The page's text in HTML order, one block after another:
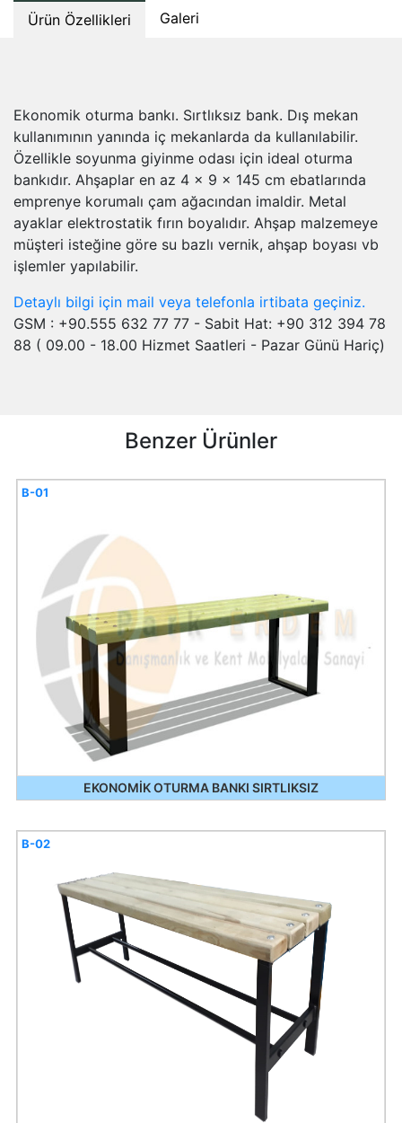
Ürün Özellikleri Galeri
Ekonomik oturma bankı. Sırtlıksız bank. Dış mekan
kullanımının yanında iç mekanlarda da kullanılabilir.
Özellikle soyunma giyinme odası için ideal oturma
bankıdır. Ahşaplar en az 4 x 9 x 145 cm ebatlarında
emprenye korumalı çam ağacından imaldir. Metal
ayaklar elektrostatik fırın boyalıdır. Ahşap malzemeye
müşteri isteğine göre su bazlı vernik, ahşap boyası vb
işlemler yapılabilir.
Detaylı bilgi için mail veya telefonla irtibata geçiniz.
GSM : +90.555 632 77 77 - Sabit Hat: +90 312 394 78
88 ( 09.00 - 18.00 Hizmet Saatleri - Pazar Günü Hariç)
Benzer Ürünler
EKONOMİK OTURMA BANKI SIRTLIKSIZ
B-01
B-02